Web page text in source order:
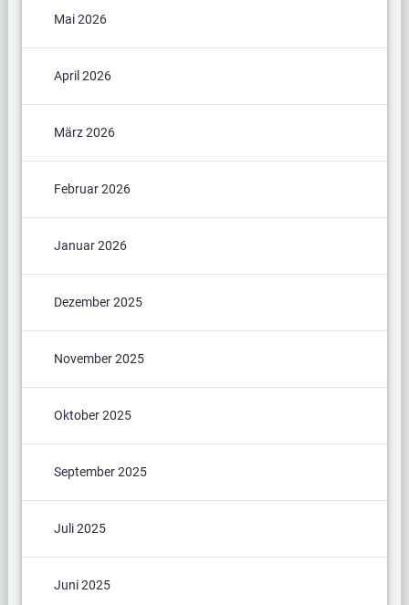
Mai 2026
April 2026
März 2026
Februar 2026
Januar 2026
Dezember 2025
November 2025
Oktober 2025
September 2025
Juli 2025
Juni 2025